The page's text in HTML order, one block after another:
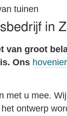
tuinen
in
van groot
Ons
met u mee.
ontwerp